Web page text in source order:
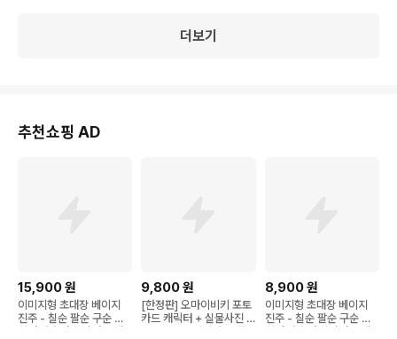
더보기
추천쇼핑 AD
15,900원
이미지형 초대장 베이지
진주 - 칠순 팔순 구순 고
희연 산수연 회갑연 초대
9,800원
[한정판] 오마이비키 포토
카드 캐릭터 + 실물사진 1
4장 모두 드립니다! 요즘
8,900원
이미지형 초대장 베이지
진주 - 칠순 팔순 구순 고
희연 산수연 회갑연 초대